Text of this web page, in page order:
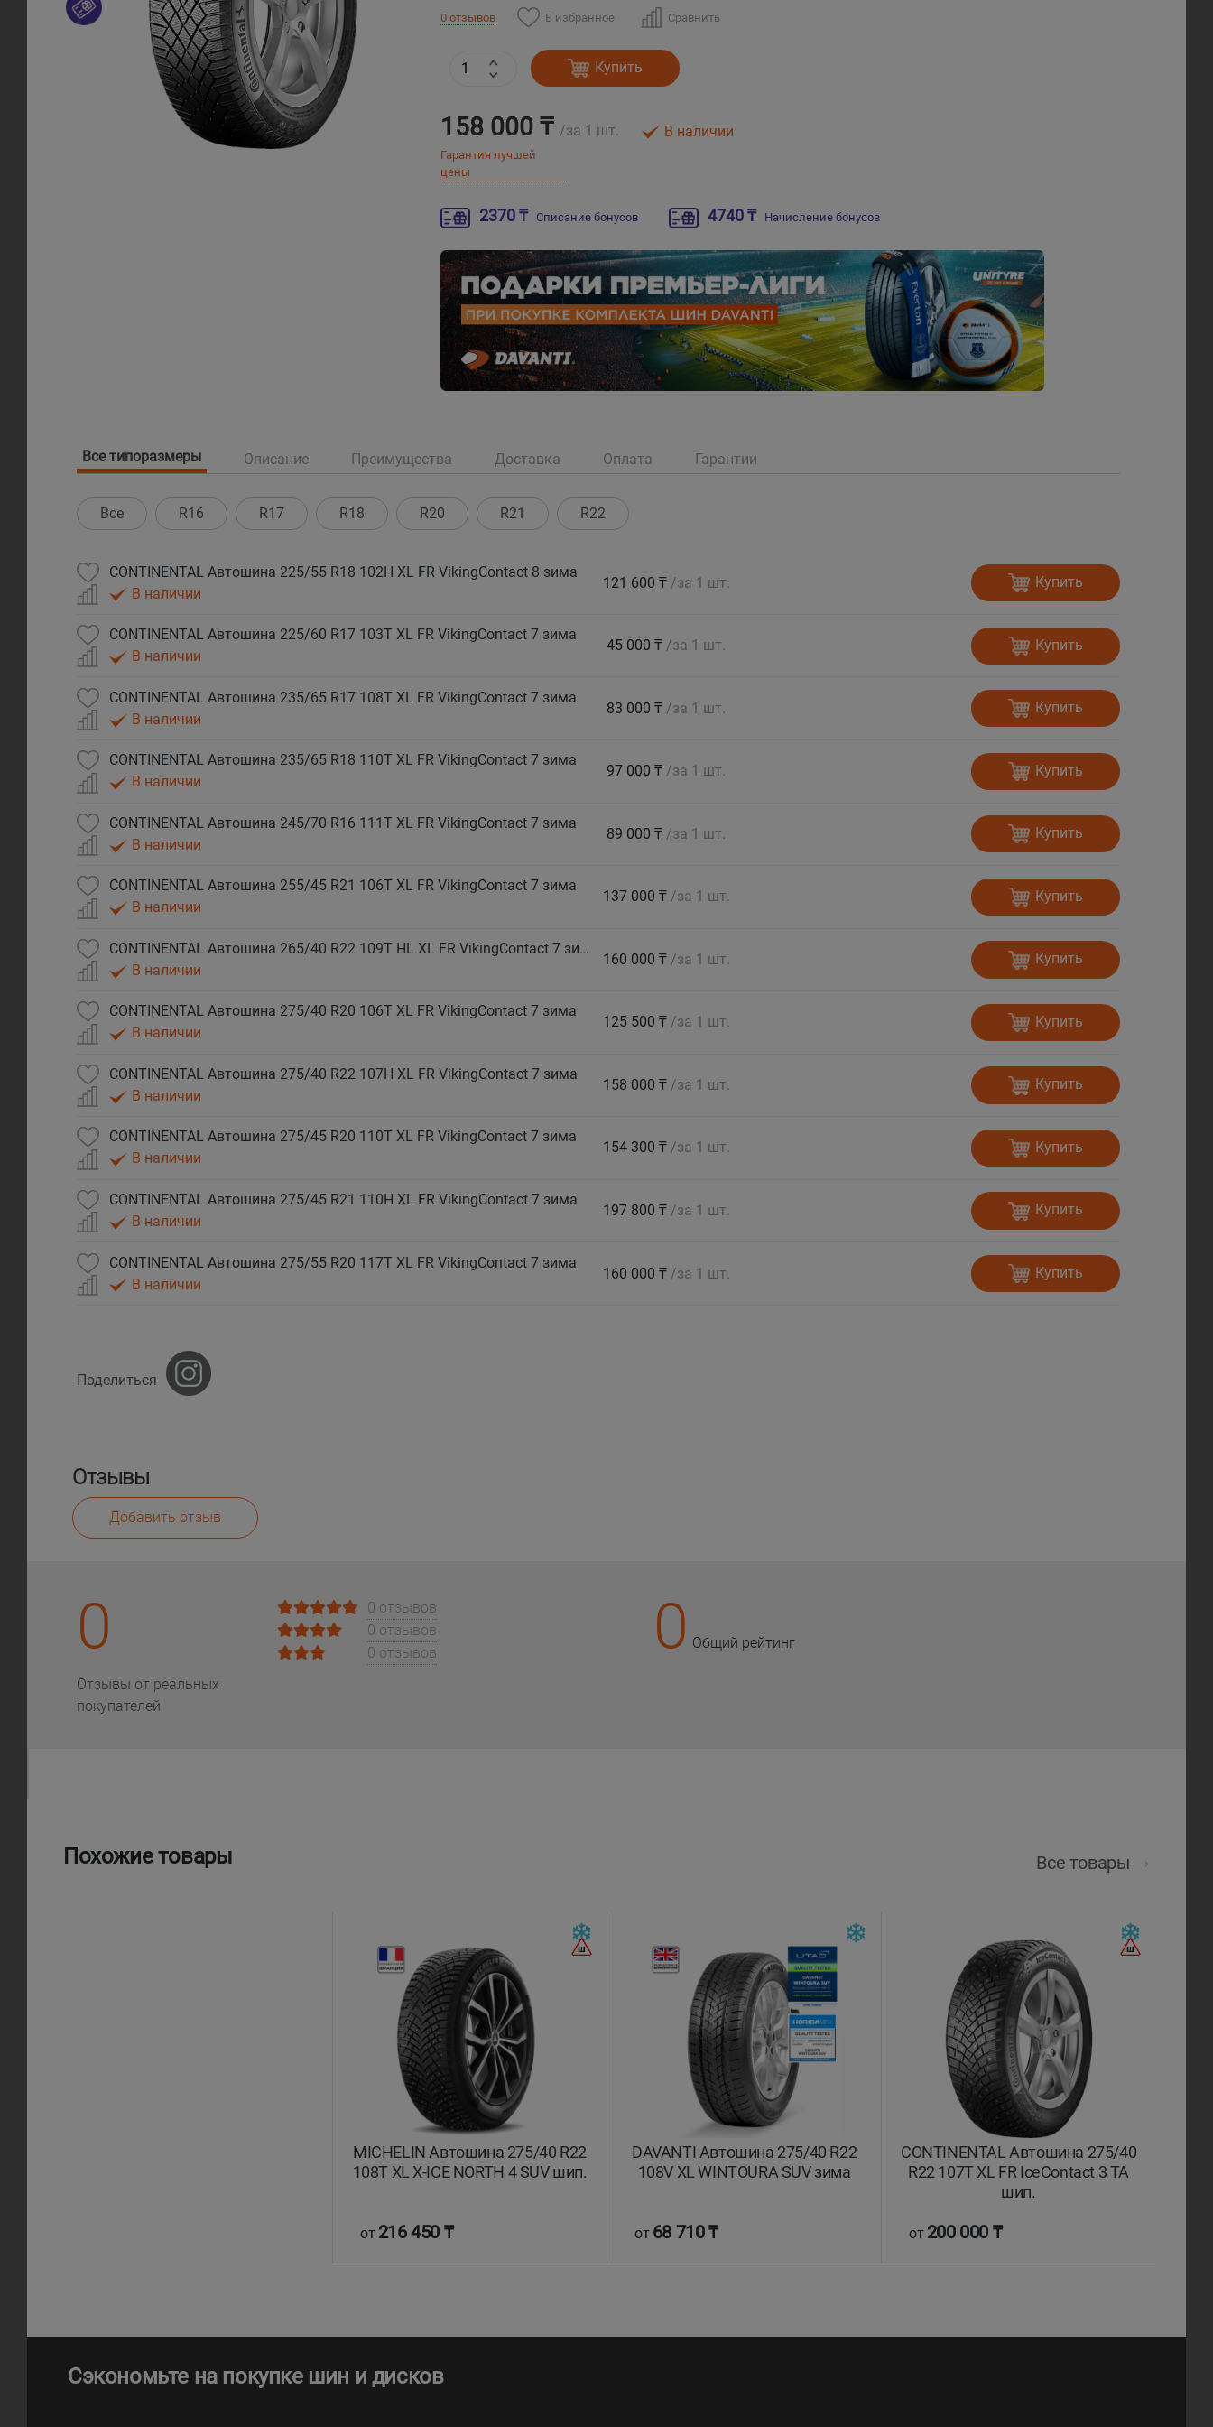
0 отзывов В избранное Сравнить
Купить
158 000 ₸ /за 1 шт.
Гарантия лучшей
цены
В наличии
2370 ₸ Списание бонусов 4740 ₸ Начисление бонусов
Все типоразмеры Описание Преимущества Доставка Оплата Гарантии
Все R16 R17 R18 R20 R21 R22
CONTINENTAL Автошина 225/55 R18 102H XL FR VikingContact 8 зима
В наличии
121 600 ₸ /за 1 шт. Купить
CONTINENTAL Автошина 225/60 R17 103T XL FR VikingContact 7 зима
В наличии
45 000 ₸ /за 1 шт. Купить
CONTINENTAL Автошина 235/65 R17 108T XL FR VikingContact 7 зима
В наличии
83 000 ₸ /за 1 шт. Купить
CONTINENTAL Автошина 235/65 R18 110T XL FR VikingContact 7 зима
В наличии
97 000 ₸ /за 1 шт. Купить
CONTINENTAL Автошина 245/70 R16 111T XL FR VikingContact 7 зима
В наличии
89 000 ₸ /за 1 шт. Купить
CONTINENTAL Автошина 255/45 R21 106T XL FR VikingContact 7 зима
В наличии
137 000 ₸ /за 1 шт. Купить
CONTINENTAL Автошина 265/40 R22 109T HL XL FR VikingContact 7 зима
В наличии
160 000 ₸ /за 1 шт. Купить
CONTINENTAL Автошина 275/40 R20 106T XL FR VikingContact 7 зима
В наличии
125 500 ₸ /за 1 шт. Купить
CONTINENTAL Автошина 275/40 R22 107H XL FR VikingContact 7 зима
В наличии
158 000 ₸ /за 1 шт. Купить
CONTINENTAL Автошина 275/45 R20 110T XL FR VikingContact 7 зима
В наличии
154 300 ₸ /за 1 шт. Купить
CONTINENTAL Автошина 275/45 R21 110H XL FR VikingContact 7 зима
В наличии
197 800 ₸ /за 1 шт. Купить
CONTINENTAL Автошина 275/55 R20 117T XL FR VikingContact 7 зима
В наличии
160 000 ₸ /за 1 шт. Купить
Поделиться
Отзывы
Добавить отзыв
0
Отзывы от реальных
покупателей
0 отзывов
0 отзывов
0 отзывов
0 Общий рейтинг
Похожие товары Все товары
MICHELIN Автошина 275/40 R22
108T XL X-ICE NORTH 4 SUV шип.
от 216 450 ₸
DAVANTI Автошина 275/40 R22
108V XL WINTOURA SUV зима
от 68 710 ₸
CONTINENTAL Автошина 275/40
R22 107T XL FR IceContact 3 TA
шип.
от 200 000 ₸
Сэкономьте на покупке шин и дисков